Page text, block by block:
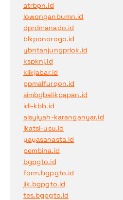
atrbpn.id
lowonganbumn.id
dprdmanado.id
blkponorogo.id
ybntanjungpriok.id
kspknj.id
klikjabar.id
ppmalfurqon.id
simbgbalikpapan.id
idi-kbb.id
aisyiyah-karanganyar.id
ikatsi-usu.id
yayasanasta.id
pembina.id
bgpgto.id
form.bgpgto.id
jik.bgpgto.id
tes.bgpgto.id